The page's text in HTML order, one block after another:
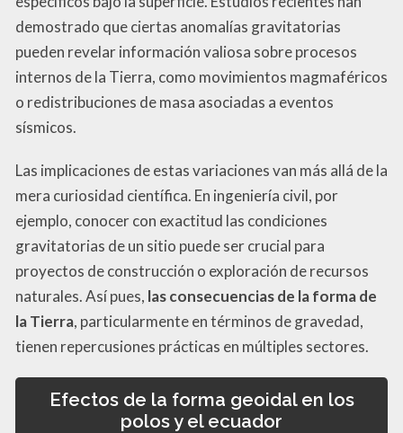
demostrado que ciertas anomalías gravitatorias
pueden revelar información valiosa sobre procesos
internos de la Tierra, como movimientos magmaféricos
o redistribuciones de masa asociadas a eventos
sísmicos.
Las implicaciones de estas variaciones van más allá de la
mera curiosidad científica. En ingeniería civil, por
ejemplo, conocer con exactitud las condiciones
gravitatorias de un sitio puede ser crucial para
proyectos de construcción o exploración de recursos
naturales. Así pues, las consecuencias de la forma de
la Tierra, particularmente en términos de gravedad,
tienen repercusiones prácticas en múltiples sectores.
Efectos de la forma geoidal en los
polos y el ecuador